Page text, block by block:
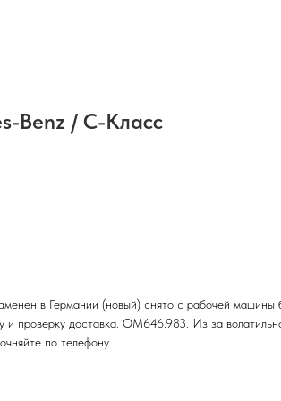
Benz / C-Класс
в Германии (новый) снято с рабочей машины
и проверку доставка. OM646.983. Из за
по телефону